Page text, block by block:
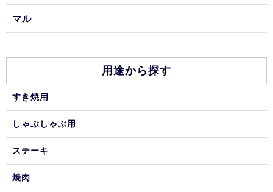
マル
用途から探す
すき焼用
しゃぶしゃぶ用
ステーキ
焼肉